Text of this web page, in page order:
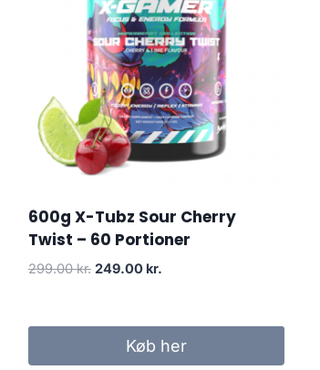
600g X-Tubz Sour Cherry
Twist – 60 Portioner
299.00kr. Original
299.00 kr..
249.00 kr.
249.00 kr..
Køb her